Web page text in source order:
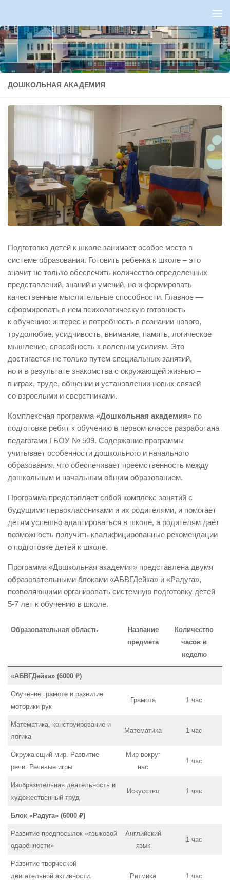
ДОШКОЛЬНАЯ АКАДЕМИЯ
Подготовка детей к школе занимает особое место в
системе образования. Готовить ребенка к школе – это
значит не только обеспечить количество определенных
представлений, знаний и умений, но и формировать
качественные мыслительные способности. Главное —
сформировать в нем психологическую готовность
к обучению: интерес и потребность в познании нового,
трудолюбие, усидчивость, внимание, память, логическое
мышление, способность к волевым усилиям. Это
достигается не только путем специальных занятий,
но и в результате знакомства с окружающей жизнью –
в играх, труде, общении и установлении новых связей
со взрослыми и сверстниками.
Комплексная программа «Дошкольная академия» по
подготовке ребят к обучению в первом классе разработана
педагогами ГБОУ № 509. Содержание программы
учитывает особенности дошкольного и начального
образования, что обеспечивает преемственность между
дошкольным и начальным общим образованием.
Программа представляет собой комплекс занятий с
будущими первоклассниками и их родителями, и помогает
детям успешно адаптироваться в школе, а родителям даёт
возможность получить квалифицированные рекомендации
о подготовке детей к школе.
Программа «Дошкольная академия» представлена двумя
образовательными блоками «АБВГДейка» и «Радуга»,
позволяющими организовать системную подготовку детей
5-7 лет к обучению в школе.
Образовательная область
Название
предмета
Количество
часов в
неделю
«АБВГДейка» (6000 ₽)
Обучение грамоте и развитие
моторики рук
Грамота 1 час
Математика, конструирование и
логика
Математика 1 час
Окружающий мир. Развитие
речи. Речевые игры
Мир вокруг
нас
1 час
Изобразительная деятельность и
художественный труд
Искусство 1 час
Блок «Радуга» (6000 ₽)
Развитие предпосылок «языковой
одарённости»
Английский
язык
1 час
Развитие творческой
двигательной активности.
Ритмика 1 час